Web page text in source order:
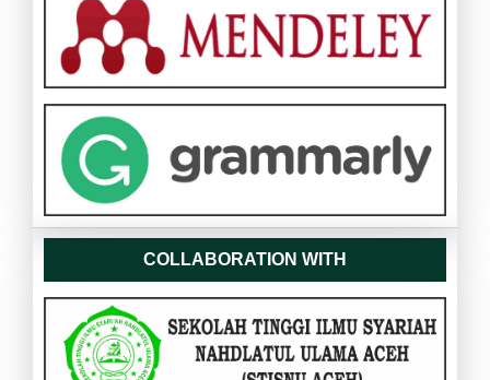
COLLABORATION WITH